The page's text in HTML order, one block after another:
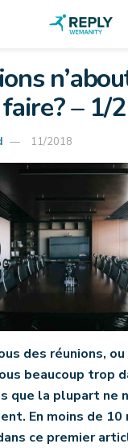
– 1/
11/2018
des réunions,
beaucoup trop
que la plupart ne
En moins de
ce premier